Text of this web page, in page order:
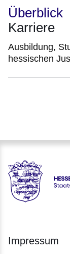
Überblick
Karriere
Ausbildung,
hessischen
Hessen -
Impressum